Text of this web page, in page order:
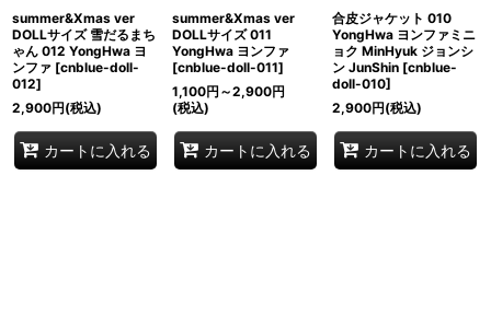
summer&Xmas ver
DOLLサイズ 雪だるまち
ゃん 012 YongHwa ヨ
ンファ [cnblue-doll-
012]
2,900円(税込)
カートに入れる
summer&Xmas ver
DOLLサイズ 011
YongHwa ヨンファ
[cnblue-doll-011]
1,100円 ～2,900円
(税込)
カートに入れる
合皮ジャケット 010
YongHwa ヨンファミニ
ョク MinHyuk ジョンシ
ン JunShin [cnblue-
doll-010]
2,900円(税込)
カートに入れる